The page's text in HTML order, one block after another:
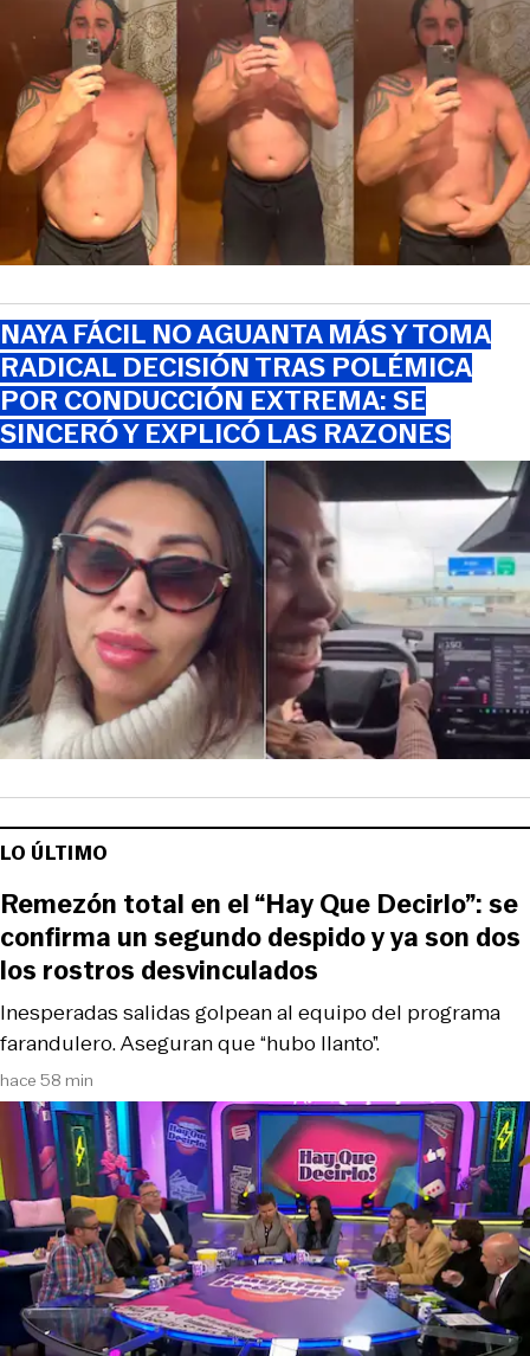
NAYA FÁCIL NO AGUANTA MÁS Y TOMA
RADICAL DECISIÓN TRAS POLÉMICA
POR CONDUCCIÓN EXTREMA: SE
SINCERÓ Y EXPLICÓ LAS RAZONES
LO ÚLTIMO
hace 58 min
Inesperadas salidas golpean al equipo del programa
farandulero. Aseguran que “hubo llanto”.
Remezón total en el “Hay Que Decirlo”: se
confirma un segundo despido y ya son dos
los rostros desvinculados